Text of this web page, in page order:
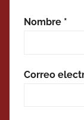
Nombre *
Correo